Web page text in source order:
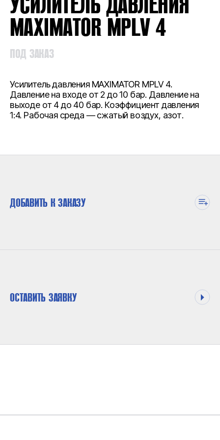
MAXIMATOR MPLV 4
ПОД ЗАКАЗ
Усилитель давления MAXIMATOR MPLV 4.
Давление на входе от 2 до 10 бар. Давление на
выходе от 4 до 40 бар. Коэффициент давления
1:4. Рабочая среда — сжатый воздух, азот.
ДОБАВИТЬ К ЗАКАЗУ
ОСТАВИТЬ ЗАЯВКУ